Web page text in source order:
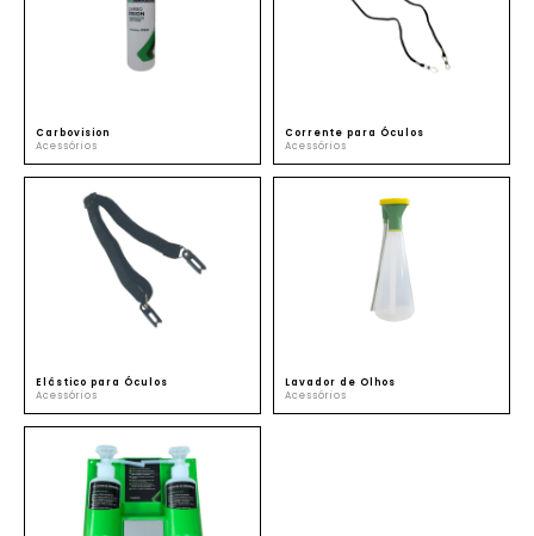
Carbovision
Acessórios
Corrente para Óculos
Acessórios
Elástico para Óculos
Acessórios
Lavador de Olhos
Acessórios